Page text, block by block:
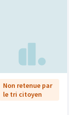
Non retenue par
le tri citoyen